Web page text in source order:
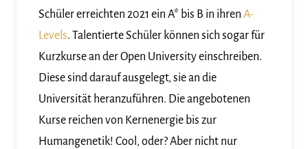
Schüler erreichten 2021 ein A* bis B in ihren A-
Levels. Talentierte Schüler können sich sogar für
Kurzkurse an der Open University einschreiben.
Diese sind darauf ausgelegt, sie an die
Universität heranzuführen. Die angebotenen
Kurse reichen von Kernenergie bis zur
Humangenetik! Cool, oder? Aber nicht nur